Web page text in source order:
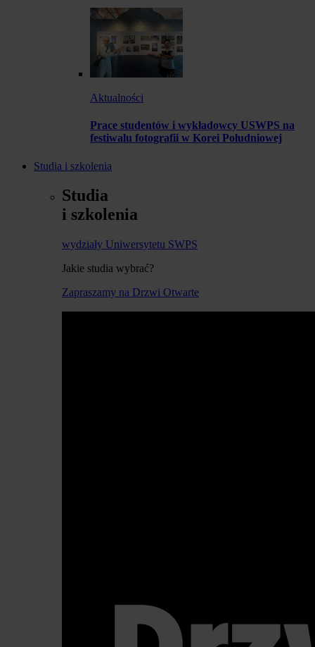
Aktualności
Prace studentów i wykładowcy USWPS na
festiwalu fotografii w Korei Południowej
Studia i szkolenia
Studia
i szkolenia
wydziały Uniwersytetu SWPS
Jakie studia wybrać?
Zapraszamy na Drzwi Otwarte